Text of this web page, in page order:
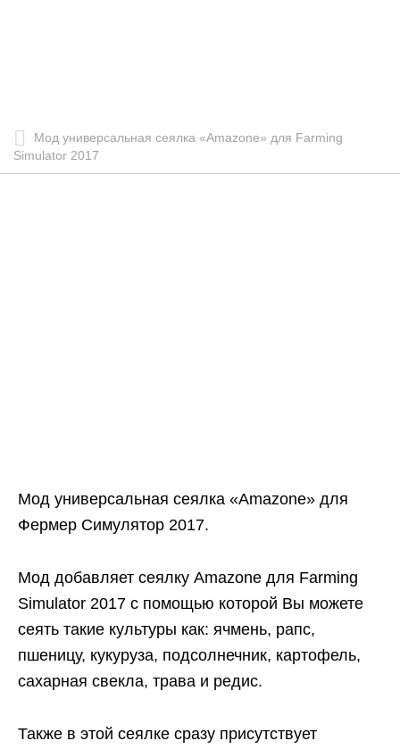
Мод универсальная сеялка «Amazone» для Farming
Simulator 2017
Мод универсальная сеялка «Amazone» для
Фермер Симулятор 2017.
Мод добавляет сеялку Amazone для Farming
Simulator 2017 с помощью которой Вы можете
сеять такие культуры как: ячмень, рапс,
пшеницу, кукуруза, подсолнечник, картофель,
сахарная свекла, трава и редис.
Также в этой сеялке сразу присутствует